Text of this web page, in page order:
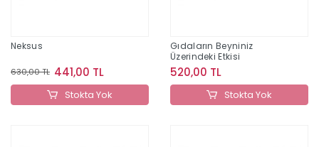
Neksus
630,00 TL 441,00 TL
Stokta Yok
Gıdaların Beyniniz
Üzerindeki Etkisi
520,00 TL
Stokta Yok